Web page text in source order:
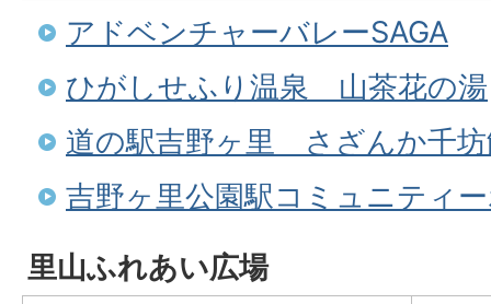
アドベンチャーバレーSAGA
ひがしせふり温泉 山茶花の湯
道の駅吉野ヶ里 さざんか千
吉野ヶ里公園駅コミュニティ
里山ふれあい広場